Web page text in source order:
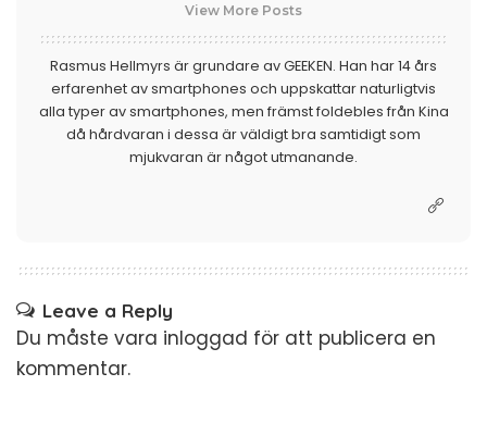
View More Posts
Rasmus Hellmyrs är grundare av GEEKEN. Han har 14 års
erfarenhet av smartphones och uppskattar naturligtvis
alla typer av smartphones, men främst foldebles från Kina
då hårdvaran i dessa är väldigt bra samtidigt som
mjukvaran är något utmanande.
Leave a Reply
Du måste vara inloggad för att publicera en
kommentar.